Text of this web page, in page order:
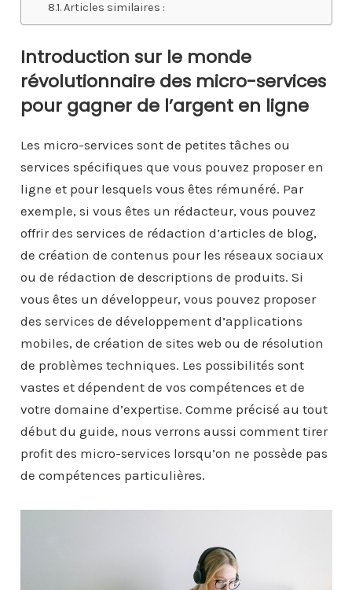
Articles similaires :
Introduction sur le monde
révolutionnaire des micro-services
pour gagner de l’argent en ligne
Les micro-services sont de petites tâches ou
services spécifiques que vous pouvez proposer en
ligne et pour lesquels vous êtes rémunéré. Par
exemple, si vous êtes un rédacteur, vous pouvez
offrir des services de rédaction d’articles de blog,
de création de contenus pour les réseaux sociaux
ou de rédaction de descriptions de produits. Si
vous êtes un développeur, vous pouvez proposer
des services de développement d’applications
mobiles, de création de sites web ou de résolution
de problèmes techniques. Les possibilités sont
vastes et dépendent de vos compétences et de
votre domaine d’expertise. Comme précisé au tout
début du guide, nous verrons aussi comment tirer
profit des micro-services lorsqu’on ne possède pas
de compétences particulières.